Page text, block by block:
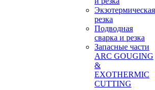
Экзотермическая
резка
Подводная
сварка и резка
Запасные части
ARC GOUGING
&
EXOTHERMIC
CUTTING